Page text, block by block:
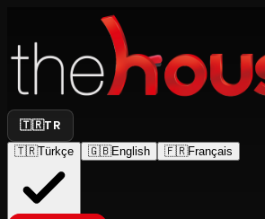
🇹🇷TR
🇹🇷Türkçe 🇬🇧English 🇫🇷Français